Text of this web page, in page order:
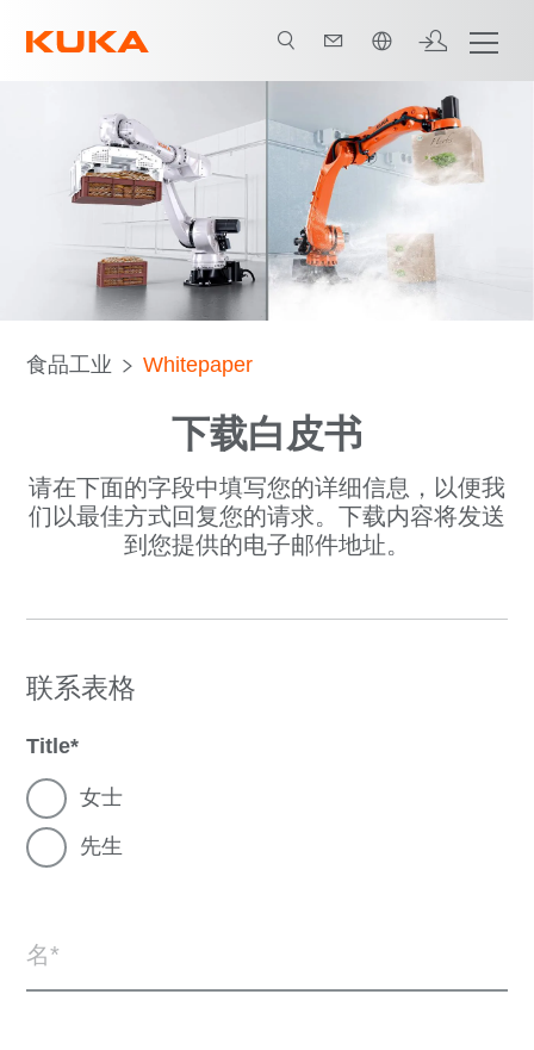
中文 / Chinese
食品工业 Whitepaper
下载白皮书
请在下面的字段中填写您的详细信息，以便我
们以最佳方式回复您的请求。下载内容将发送
到您提供的电子邮件地址。
联系表格
Title
女士
先生
名